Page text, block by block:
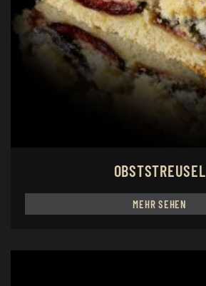
OBSTSTREUSEL
MEHR SEHEN